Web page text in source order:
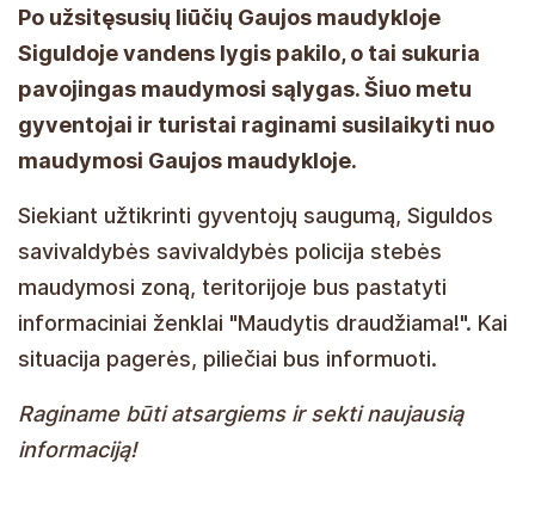
Po užsitęsusių liūčių Gaujos maudykloje
Siguldoje vandens lygis pakilo, o tai sukuria
pavojingas maudymosi sąlygas. Šiuo metu
gyventojai ir turistai raginami susilaikyti nuo
maudymosi Gaujos maudykloje.
Siekiant užtikrinti gyventojų saugumą, Siguldos
savivaldybės savivaldybės policija stebės
maudymosi zoną, teritorijoje bus pastatyti
informaciniai ženklai "Maudytis draudžiama!". Kai
situacija pagerės, piliečiai bus informuoti.
Raginame būti atsargiems ir sekti naujausią
informaciją!